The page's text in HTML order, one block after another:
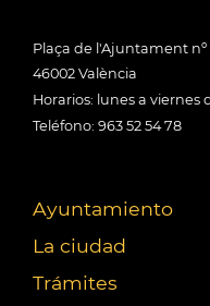
Plaça de l'Ajuntament nº
46002 València
Horarios: lunes a viernes
Teléfono: 963 52 54 78
Ayuntamiento
La ciudad
Trámites